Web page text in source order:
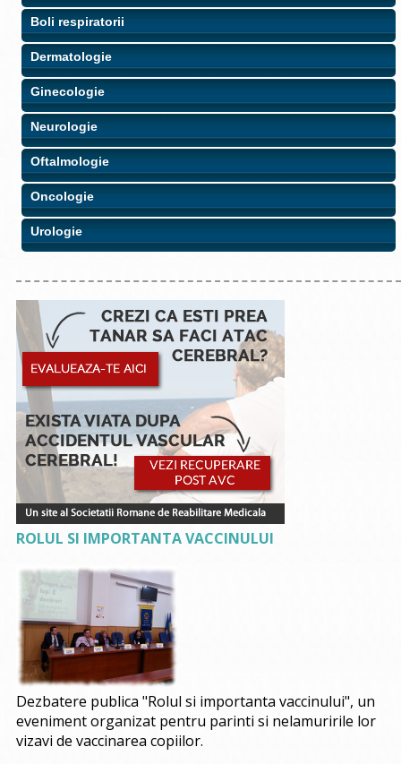
Boli respiratorii
Dermatologie
Ginecologie
Neurologie
Oftalmologie
Oncologie
Urologie
ROLUL SI IMPORTANTA VACCINULUI
Dezbatere publica "Rolul si importanta vaccinului", un
eveniment organizat pentru parinti si nelamuririle lor
vizavi de vaccinarea copiilor.